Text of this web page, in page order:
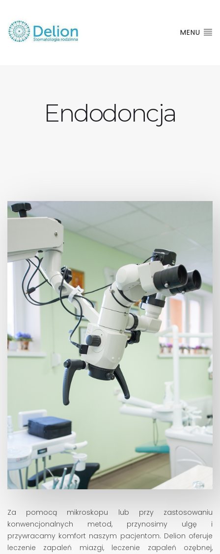
MENU
Endodoncja
Za pomocą mikroskopu lub przy zastosowaniu
konwencjonalnych metod, przynosimy ulgę i
przywracamy komfort naszym pacjentom. Delion oferuje
leczenie zapaleń miazgi, leczenie zapaleń ozębnej,